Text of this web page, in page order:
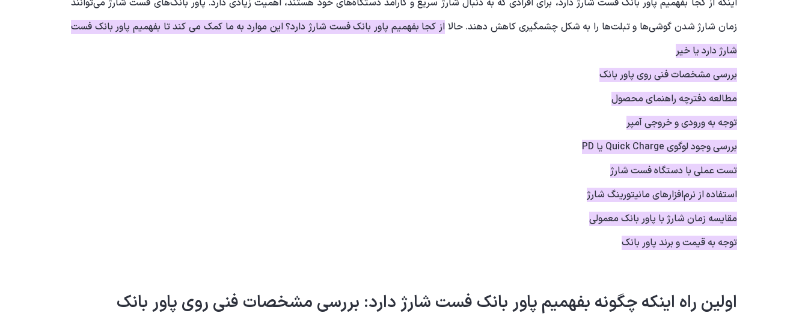
زمان شارژ شدن گوشی‌ها و تبلت‌ها را به شکل چشمگیری کاهش دهند. حالا از کجا بفهمیم پاور بانک فست شارژ دارد؟ این موارد به ما کمک می کند تا بفهمیم پاور بانک فست
شارژ دارد یا خیر
بررسی مشخصات فنی روی پاور بانک
مطالعه دفترچه راهنمای محصول
توجه به ورودی و خروجی آمپر
بررسی وجود لوگوی Quick Charge یا PD
تست عملی با دستگاه فست شارژ
استفاده از نرم‌افزارهای مانیتورینگ شارژ
مقایسه زمان شارژ با پاور بانک معمولی
توجه به قیمت و برند پاور بانک
اولین راه اینکه چگونه بفهمیم پاور بانک فست شارژ دارد: بررسی مشخصات فنی روی پاور بانک